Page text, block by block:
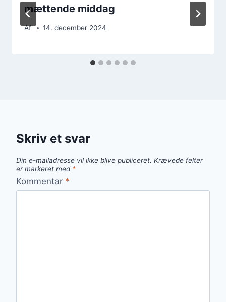
mættende middag
Af 14. december 2024
Skriv et svar
Din e-mailadresse vil ikke blive publiceret. Krævede felter
er markeret med *
Kommentar *